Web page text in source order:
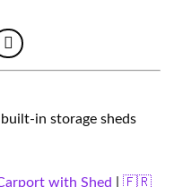
in storage sheds
with Shed
🇫🇷